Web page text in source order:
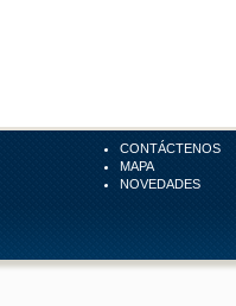
CONTÁCTENOS
MAPA
NOVEDADES